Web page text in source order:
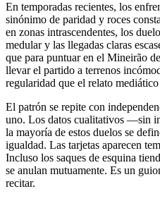
En temporadas recientes, los
sinónimo de paridad y roces
en zonas intrascendentes, los
medular y las llegadas claras
que para puntuar en el Mineirão
llevar el partido a terrenos
regularidad que el relato
El patrón se repite con
uno. Los datos cualitativos —sin
la mayoría de estos duelos se
igualdad. Las tarjetas aparecen
Incluso los saques de esquina
se anulan mutuamente. Es un
recitar.